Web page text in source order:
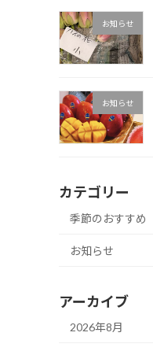
お知らせ
お知らせ
カテゴリー
季節のおすすめ
お知らせ
アーカイブ
2026年8月